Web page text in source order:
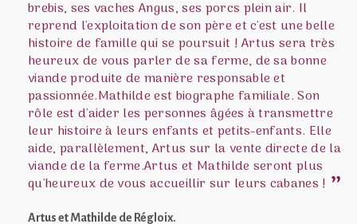
brebis, ses vaches Angus, ses porcs plein air. Il
reprend l'exploitation de son père et c'est une belle
histoire de famille qui se poursuit ! Artus sera très
heureux de vous parler de sa ferme, de sa bonne
viande produite de manière responsable et
passionnée.Mathilde est biographe familiale. Son
rôle est d'aider les personnes âgées à transmettre
leur histoire à leurs enfants et petits-enfants. Elle
aide, parallèlement, Artus sur la vente directe de la
viande de la ferme.Artus et Mathilde seront plus
qu'heureux de vous accueillir sur leurs cabanes !
Artus et Mathilde de Régloix.